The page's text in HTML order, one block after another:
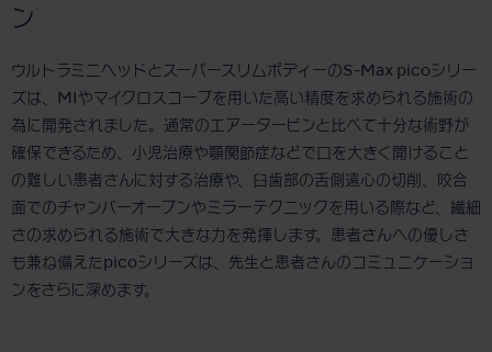
ン
ウルトラミニヘッドとスーパースリムボディーのS-Max picoシリー
ズは、MIやマイクロスコープを用いた高い精度を求められる施術の
為に開発されました。通常のエアータービンと比べて十分な術野が
確保できるため、小児治療や顎関節症などで口を大きく開けること
の難しい患者さんに対する治療や、臼歯部の舌側遠心の切削、咬合
面でのチャンバーオープンやミラーテクニックを用いる際など、繊細
さの求められる施術で大きな力を発揮します。患者さんへの優しさ
も兼ね備えたpicoシリーズは、先生と患者さんのコミュニケーショ
ンをさらに深めます。